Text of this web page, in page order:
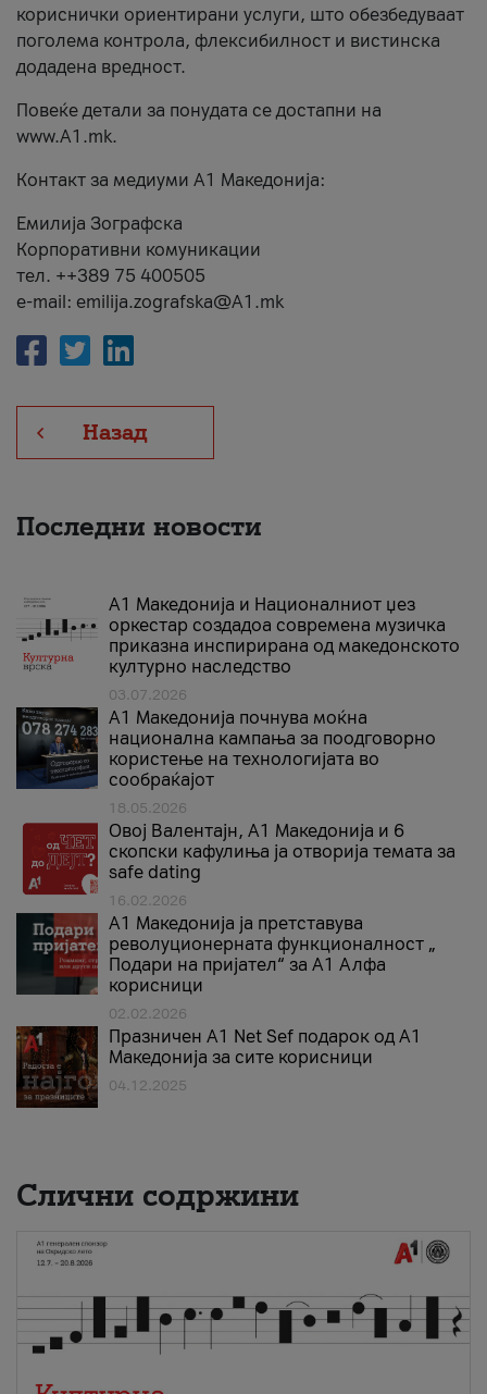
кориснички ориентирани услуги, што обезбедуваат
поголема контрола, флексибилност и вистинска
додадена вредност.
Повеќе детали за понудата се достапни на
www.А1.mk.
Контакт за медиуми А1 Македонија:
Емилија Зографска
Корпоративни комуникации
тел. ++389 75 400505
e-mail: emilija.zografska@A1.mk
Назад
Последни новости
А1 Македонија и Националниот џез
оркестар создадоа современа музичка
приказна инспирирана од македонското
културно наследство
03.07.2026
A1 Македонија почнува моќна
национална кампања за поодговорно
користење на технологијата во
сообраќајот
18.05.2026
Овој Валентајн, A1 Македонија и 6
скопски кафулиња ја отворија темата за
safe dating
16.02.2026
А1 Македонија ја претставува
револуционерната функционалност „
Подари на пријател“ за А1 Алфа
корисници
02.02.2026
Празничен A1 Net Sеf подарок од А1
Македонија за сите корисници
04.12.2025
Слични содржини